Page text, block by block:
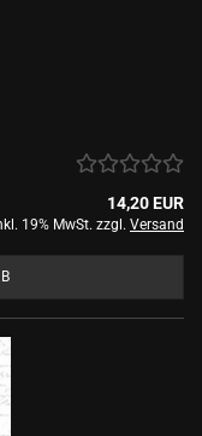
14,20 EUR
19% MwSt. zzgl. Versand